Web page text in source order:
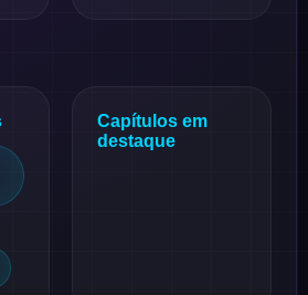
Capítulos em
destaque